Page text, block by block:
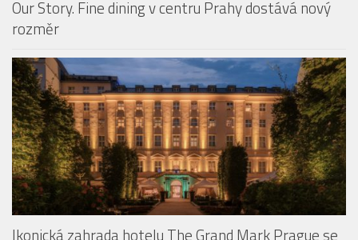
Restaurace The Artisan přichází s konceptem Taste
Our Story. Fine dining v centru Prahy dostává nový
rozměr